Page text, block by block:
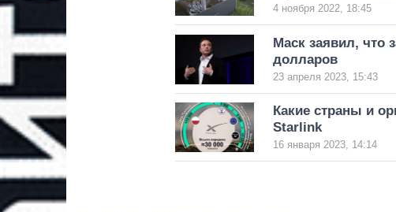
4 ноября 2022, 18:45
Маск заявил, что
долларов
23 апреля 2023, 15:43
Какие страны и
Starlink
16 января 2023, 14:14